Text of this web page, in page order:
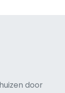
door